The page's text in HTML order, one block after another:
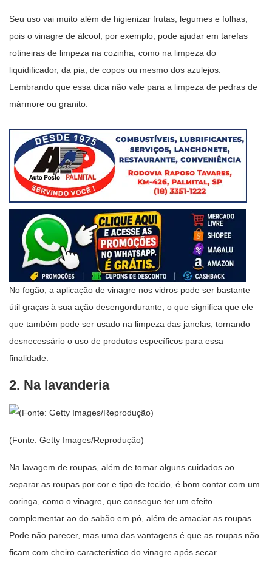
Seu uso vai muito além de higienizar frutas, legumes e folhas,
pois o vinagre de álcool, por exemplo, pode ajudar em tarefas
rotineiras de limpeza na cozinha, como na limpeza do
liquidificador, da pia, de copos ou mesmo dos azulejos.
Lembrando que essa dica não vale para a limpeza de pedras de
mármore ou granito.
No fogão, a aplicação de vinagre nos vidros pode ser bastante
útil graças à sua ação desengordurante, o que significa que ele
que também pode ser usado na limpeza das janelas, tornando
desnecessário o uso de produtos específicos para essa
finalidade.
2. Na lavanderia
(Fonte: Getty Images/Reprodução)
Na lavagem de roupas, além de tomar alguns cuidados ao
separar as roupas por cor e tipo de tecido, é bom contar com um
coringa, como o vinagre, que consegue ter um efeito
complementar ao do sabão em pó, além de amaciar as roupas.
Pode não parecer, mas uma das vantagens é que as roupas não
ficam com cheiro característico do vinagre após secar.